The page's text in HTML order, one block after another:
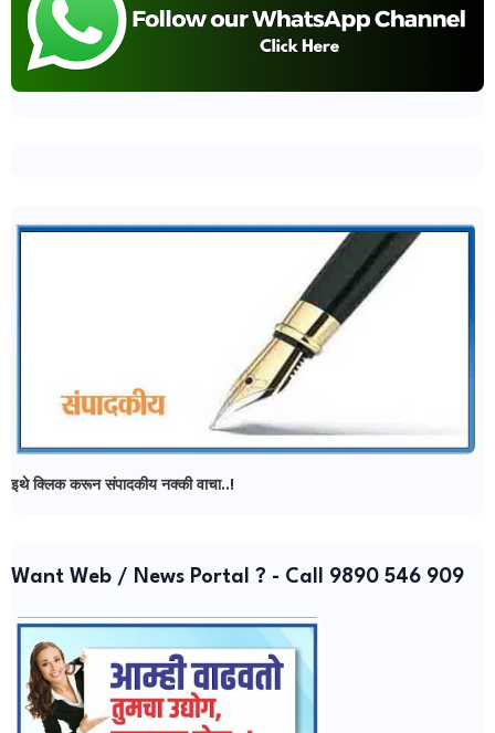
इथे क्लिक करून संपादकीय नक्की वाचा..!
Want Web / News Portal ? - Call 9890 546 909